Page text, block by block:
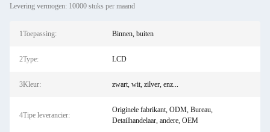
Levering vermogen: 10000 stuks per maand
1Toepassing: Binnen, buiten
2Type: LCD
3Kleur: zwart, wit, zilver, enz...
4Tipe leverancier:
Originele fabrikant, ODM, Bureau,
Detailhandelaar, andere, OEM